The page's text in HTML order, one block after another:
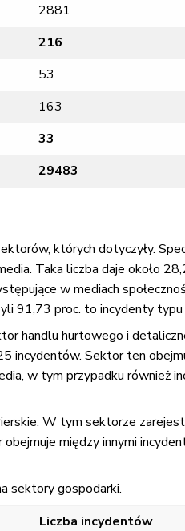
2881
216
53
163
33
29483
których dotyczyły.
Taka liczba daje około
w mediach
91,73 proc. to incydenty typu
handlu hurtowego i
incydentów. Sektor ten
w tym przypadku również
W tym sektorze
między innymi
sektory gospodarki.
Liczba incydentów